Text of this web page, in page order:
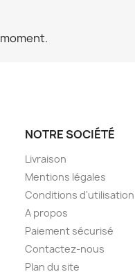
NOTRE SOCIÉTÉ
Livraison
Mentions légales
Conditions d'utilisation
A propos
Paiement sécurisé
Contactez-nous
Plan du site